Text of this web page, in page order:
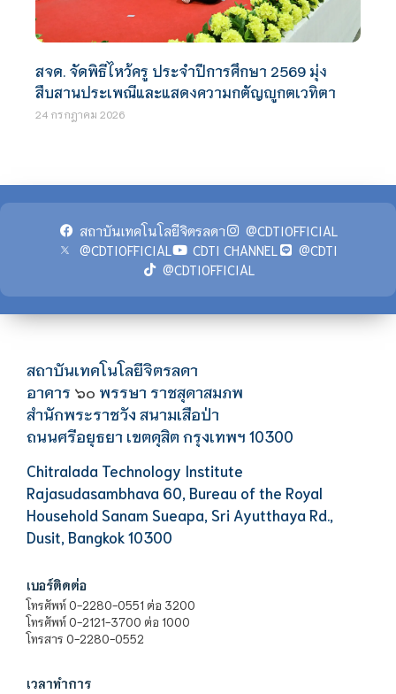
สจด. จัดพิธีไหว้ครู ประจำปีการศึกษา 2569 มุ่ง
สืบสานประเพณีและแสดงความกตัญญูกตเวทิตา
24 กรกฎาคม 2026
สถาบันเทคโนโลยีจิตรลดา
@CDTIOFFICIAL
@CDTIOFFICIAL
CDTI CHANNEL
@CDTI
@CDTIOFFICIAL
สถาบันเทคโนโลยีจิตรลดา
อาคาร ๖๐ พรรษา ราชสุดาสมภพ
สำนักพระราชวัง สนามเสือป่า
ถนนศรีอยุธยา เขตดุสิต กรุงเทพฯ 10300
Chitralada Technology Institute
Rajasudasambhava 60, Bureau of the Royal
Household Sanam Sueapa, Sri Ayutthaya Rd.,
Dusit, Bangkok 10300
เบอร์ติดต่อ
โทรศัพท์ 0-2280-0551 ต่อ 3200
โทรศัพท์ 0-2121-3700 ต่อ 1000
โทรสาร 0-2280-0552
เวลาทำการ